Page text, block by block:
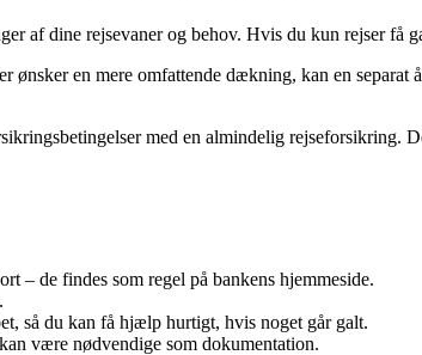
af dine rejsevaner og behov. Hvis du kun rejser
ønsker en mere omfattende dækning, kan en
med en almindelig rejseforsikring.
– de findes som regel på bankens hjemmeside.
så du kan få hjælp hurtigt, hvis noget går galt.
være nødvendige som dokumentation.